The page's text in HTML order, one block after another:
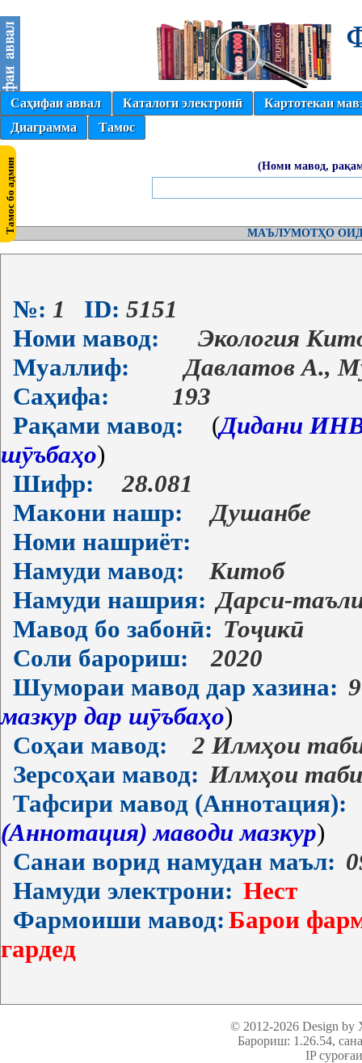
Саҳифаи аввал Каталоги электронӣ
Картотекаи
Диаграмма
Тамос
(Номи мавод,
МАЪЛУМОТҲО
№: 1 ID: 5151
Номи мавод:
Экология
Муаллиф:
Давлатов А.,
Саҳифа:
193
Рақами мавод:
(Дидани
шӯъбаҳо)
Шифр:
28.081
Макони нашр:
Душанбе
Номи нашриёт:
Намуди мавод:
Китоб
Намуди нашрия: Дарси-
Мавод бо забонӣ: Тоҷикӣ
Соли барориш:
2020
Шумораи мавод дар хазина:
мазкур дар шӯъбаҳо)
Соҳаи мавод:
2 Илмҳои
Зерсоҳаи мавод: Илмҳои
Тафсири мавод (Аннотация):
(Аннотация) маводи мазкур)
Санаи ворид намудан маъл:
Намуди электрони: Нест
Фармоиши мавод: Барои
гардед
© 2012-2026 Design
Барориш: 1.26.54,
IP